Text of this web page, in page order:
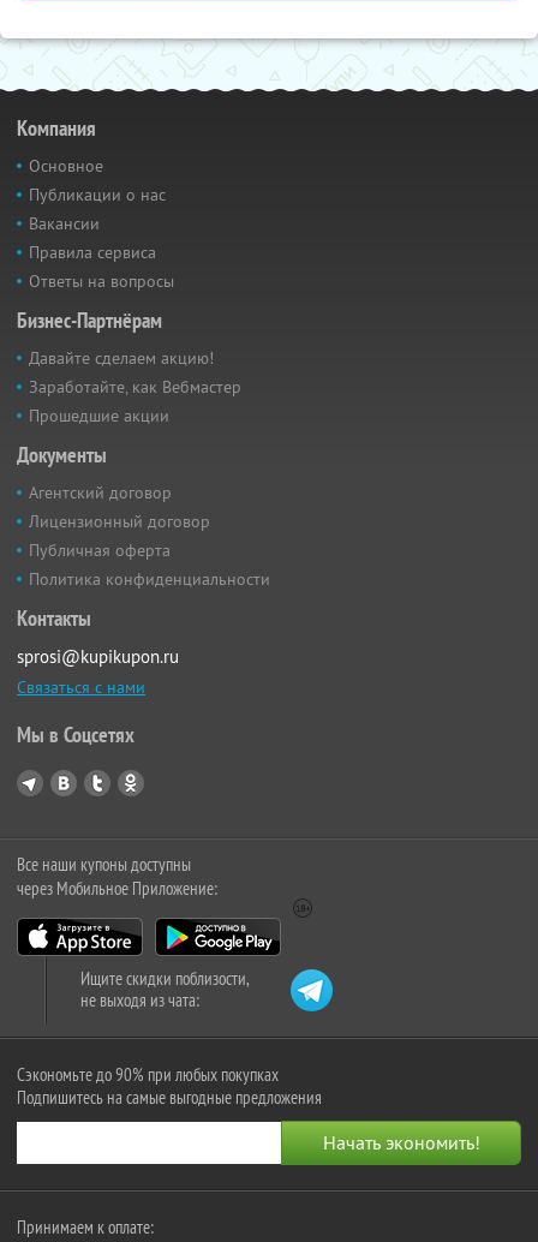
Компания
Основное
Публикации о нас
Вакансии
Правила сервиса
Ответы на вопросы
Бизнес-Партнёрам
Давайте сделаем акцию!
Заработайте, как Вебмастер
Прошедшие акции
Документы
Агентский договор
Лицензионный договор
Публичная оферта
Политика конфиденциальности
Контакты
sprosi@kupikupon.ru
Связаться с нами
Мы в Соцсетях
Все наши купоны доступны
через Мобильное Приложение:
Ищите скидки поблизости,
не выходя из чата:
Сэкономьте до 90% при любых покупках
Подпишитесь на самые выгодные предложения
Принимаем к оплате: